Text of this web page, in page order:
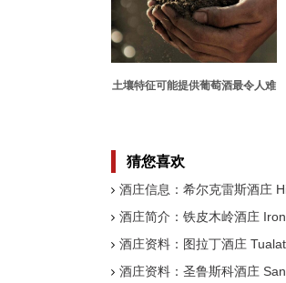
土壤特征可能提供葡萄酒最令人难
猜您喜欢
酒庄信息：希尔克雷斯酒庄
酒庄简介：铁皮木岭酒庄
酒庄资料：图拉丁酒庄
酒庄资料：圣鲁斯科酒庄